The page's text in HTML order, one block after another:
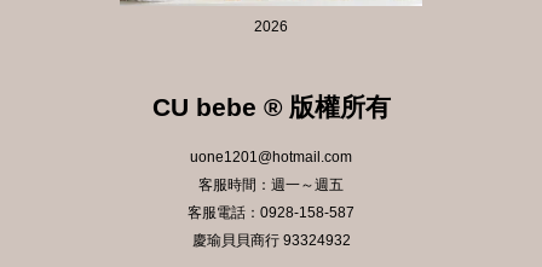
2026
CU bebe ® 版權所有
uone1201@hotmail.com
客服時間：週一～週五
客服電話：0928-158-587
慶瑜貝貝商行 93324932